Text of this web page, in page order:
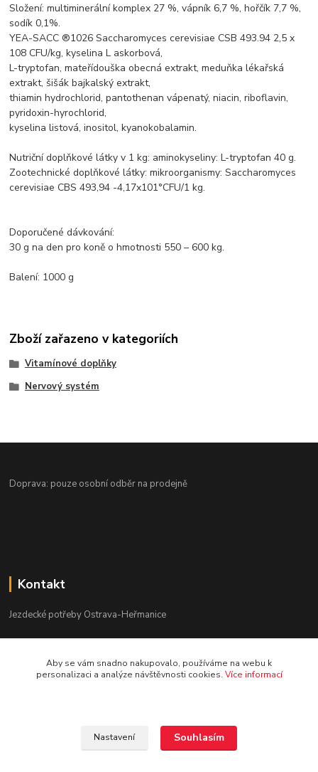
Složení: multiminerální komplex 27 %, vápník 6,7 %, hořčík 7,7 %,
sodík 0,1%.
YEA-SACC ®1026 Saccharomyces cerevisiae CSB 493.94 2,5 x
108 CFU/kg, kyselina L askorbová,
L-tryptofan, mateřídouška obecná extrakt, meduňka lékařská
extrakt, šišák bajkalský extrakt,
thiamin hydrochlorid, pantothenan vápenatý, niacin, riboflavin,
pyridoxin-hyrochlorid,
kyselina listová, inositol, kyanokobalamin.
Nutriční doplňkové látky v 1 kg: aminokyseliny: L-tryptofan 40 g.
Zootechnické doplňkové látky: mikroorganismy: Saccharomyces
cerevisiae CBS 493,94 -4,17x101°CFU/1 kg.
Doporučené dávkování:
30 g na den pro koně o hmotnosti 550 – 600 kg.
Balení: 1000 g
Zboží zařazeno v kategoriích
Vitamínové doplňky
Nervový systém
Doprava: pouze osobní odběr na prodejně
Kontakt
Jezdecké potřeby Ostrava-Heřmanice
Po-Pá 9:30 - 17:30
Aby se vám snadno nakupovalo, používáme na webu k
personalizaci a analýze návštěvnosti cookies. Více informací
Nastavení Souhlasím